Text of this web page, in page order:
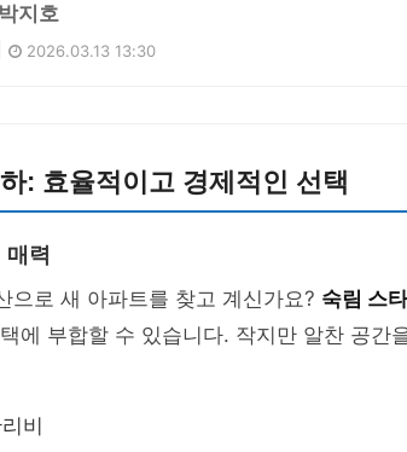
지호
2026.03.13 13:30
: 효율적이고 경제적인 선택
력
으로 새 아파트를 찾고 계신가요? 숙림 스
에 부합할 수 있습니다. 작지만 알찬 공간
비